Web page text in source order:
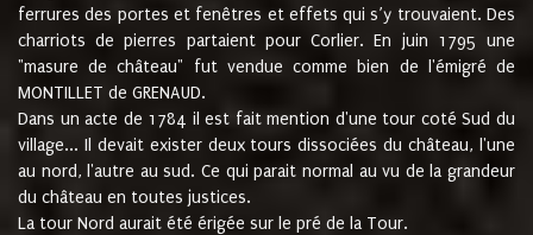
ferrures des portes et fenêtres et effets qui s’y trouvaient. Des
charriots de pierres partaient pour Corlier. En juin 1795 une
"masure de château" fut vendue comme bien de l'émigré de
MONTILLET de GRENAUD.
Dans un acte de 1784 il est fait mention d'une tour coté Sud du
village... Il devait exister deux tours dissociées du château, l'une
au nord, l'autre au sud. Ce qui parait normal au vu de la grandeur
du château en toutes justices.
La tour Nord aurait été érigée sur le pré de la Tour.